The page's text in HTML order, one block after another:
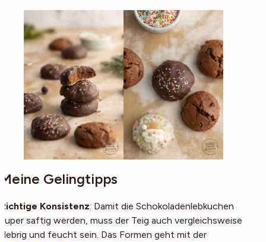
Meine Gelingtipps
Richtige Konsistenz: Damit die Schokoladenlebkuchen
super saftig werden, muss der Teig auch vergleichsweise
klebrig und feucht sein. Das Formen geht mit der